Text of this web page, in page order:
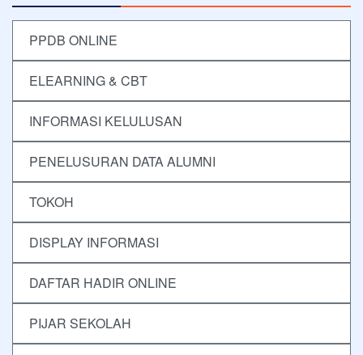
PPDB ONLINE
ELEARNING & CBT
INFORMASI KELULUSAN
PENELUSURAN DATA ALUMNI
TOKOH
DISPLAY INFORMASI
DAFTAR HADIR ONLINE
PIJAR SEKOLAH